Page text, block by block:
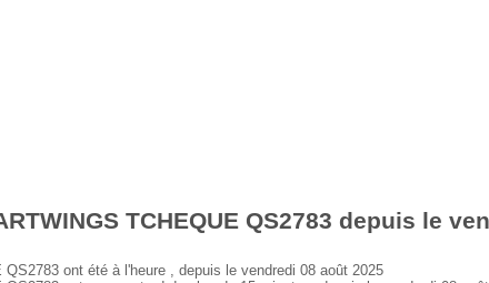
TCHEQUE QS2783 depuis le
ont été à l'heure , depuis le vendredi 08 août 2025